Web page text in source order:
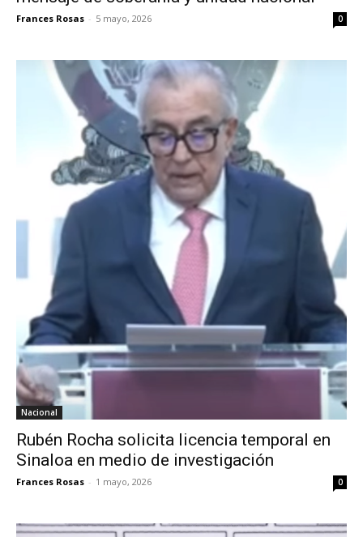
Frances Rosas - 5 mayo, 2026 0
Nacional
Rubén Rocha solicita licencia temporal en
Sinaloa en medio de investigación
Frances Rosas - 1 mayo, 2026 0